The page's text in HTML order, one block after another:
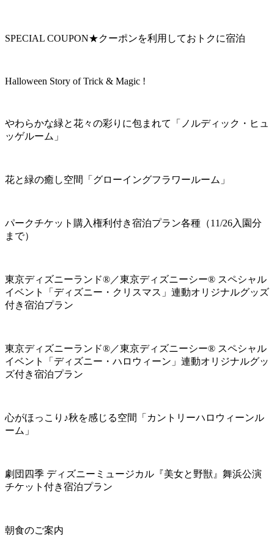
SPECIAL COUPON★クーポンを利用しておトクに宿泊
Halloween Story of Trick & Magic !
やわらかな緑と花々の彩りに包まれて「ノルディック・ヒュ
ッゲルーム」
花と緑の癒し空間「グローイングフラワールーム」
パークチケット購入権利付き宿泊プラン各種（11/26入園分
まで）
東京ディズニーランド®／東京ディズニーシー® スペシャル
イベント「ディズニー・クリスマス」連動オリジナルグッズ
付き宿泊プラン
東京ディズニーランド®／東京ディズニーシー® スペシャル
イベント「ディズニー・ハロウィーン」連動オリジナルグッ
ズ付き宿泊プラン
心がほっこり♪秋を感じる空間「カントリーハロウィーンル
ーム」
劇団四季 ディズニーミュージカル『美女と野獣』舞浜公演
チケット付き宿泊プラン
朝食のご案内